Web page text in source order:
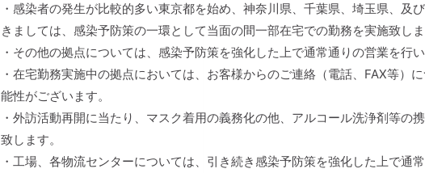
・感染者の発生が比較的多い東京都を始め、神奈川県、千葉県、埼玉県、及
きましては、感染予防策の一環として当面の間一部在宅での勤務を実施致しま
・その他の拠点については、感染予防策を強化した上で通常通りの営業を行い
・在宅勤務実施中の拠点においては、お客様からのご連絡（電話、FAX等）
能性がございます。
・外訪活動再開に当たり、マスク着用の義務化の他、アルコール洗浄剤等の
致します。
・工場、各物流センターについては、引き続き感染予防策を強化した上で通